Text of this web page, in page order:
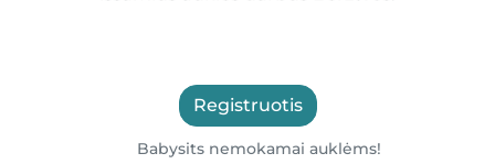
Registruotis
Babysits nemokamai auklėms!